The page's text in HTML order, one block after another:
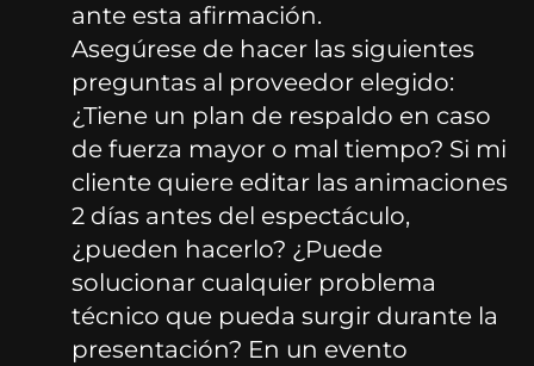
ante esta afirmación.
Asegúrese de hacer las siguientes
preguntas al proveedor elegido:
¿Tiene un plan de respaldo en caso
de fuerza mayor o mal tiempo? Si mi
cliente quiere editar las animaciones
2 días antes del espectáculo,
¿pueden hacerlo? ¿Puede
solucionar cualquier problema
técnico que pueda surgir durante la
presentación? En un evento